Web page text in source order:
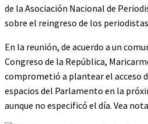
de la Asociación Nacional de
sobre el reingreso de los
En la reunión, de acuerdo a un
Congreso de la República,
comprometió a plantear el acceso
espacios del Parlamento en la
aunque no especificó el día. Vea